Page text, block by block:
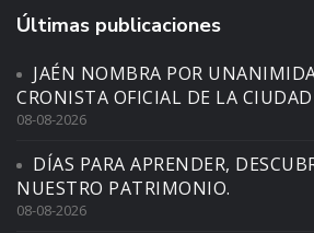
Últimas publicaciones
JAÉN NOMBRA POR
CRONISTA OFICIAL DE LA CIUDAD
08-08-2026
DÍAS PARA APRENDER,
NUESTRO PATRIMONIO.
08-08-2026